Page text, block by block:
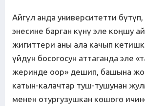
Айгүл анда университетти
энесине барган күнү эле коңшу
жигиттери аны ала качып
үйдүн босогосун аттаганда эле
жеринде оор» дешип, башына
катын-калачтар туш-тушунан
менен отургузушкан көшөгө